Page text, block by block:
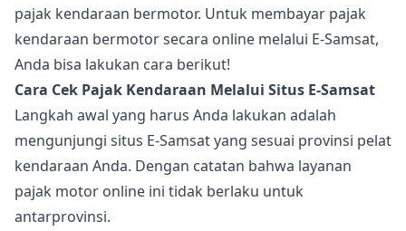
pajak kendaraan bermotor. Untuk membayar pajak
kendaraan bermotor secara online melalui E-Samsat,
Anda bisa lakukan cara berikut!
Cara Cek Pajak Kendaraan Melalui Situs E-Samsat
Langkah awal yang harus Anda lakukan adalah
mengunjungi situs E-Samsat yang sesuai provinsi pelat
kendaraan Anda. Dengan catatan bahwa layanan
pajak motor online ini tidak berlaku untuk
antarprovinsi.